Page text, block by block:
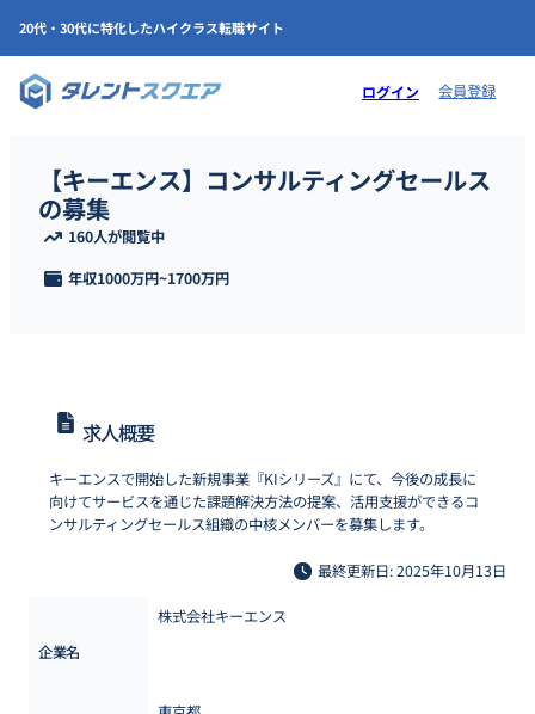
20代・30代に特化したハイクラス転職サイト
ログイン 会員登録
【キーエンス】コンサルティングセールス
の募集
160人が閲覧中
年収1000万円~1700万円
求人概要
キーエンスで開始した新規事業『KIシリーズ』にて、今後の成長に
向けてサービスを通じた課題解決方法の提案、活用支援ができるコ
ンサルティングセールス組織の中核メンバーを募集します。
最終更新日: 2025年10月13日
企業名
株式会社キーエンス